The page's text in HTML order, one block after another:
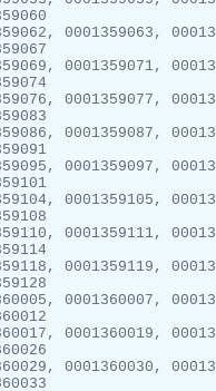
0001359063,
0001359071,
0001359077,
0001359087,
0001359097,
0001359105,
0001359111,
0001359119,
0001360007,
0001360019,
0001360030,